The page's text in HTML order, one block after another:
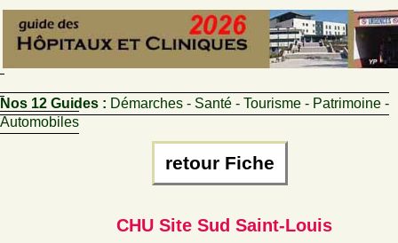
Nos 12 Guides : Démarches - Santé - Tourisme - Patrimoine -
Automobiles
retour Fiche
CHU Site Sud Saint-Louis